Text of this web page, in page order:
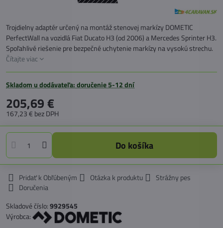
Trojdielny adaptér určený na montáž stenovej markízy DOMETIC
PerfectWall na vozidlá Fiat Ducato H3 (od 2006) a Mercedes Sprinter H3.
Spoľahlivé riešenie pre bezpečné uchytenie markízy na vysokú strechu.
Čítajte viac
Skladom u dodávateľa: doručenie 5-12 dní
205,69 €
167,23 € bez DPH
Do košíka
Pridať k Obľúbeným Otázka k produktu
Strážny pes
Doručenia
Skladové číslo:9929545
Výrobca: